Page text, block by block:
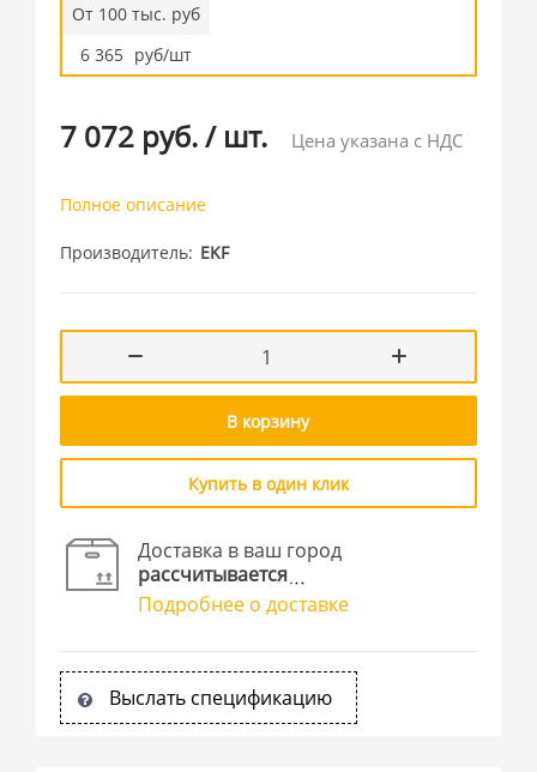
От 100 тыс. руб
6 365 руб/шт
7 072 руб./ шт. Цена указана с НДС
Полное описание
Производитель EKF
В корзину
Купить в один клик
Доставка в ваш город
рассчитывается
Подробнее о доставке
Выслать спецификацию